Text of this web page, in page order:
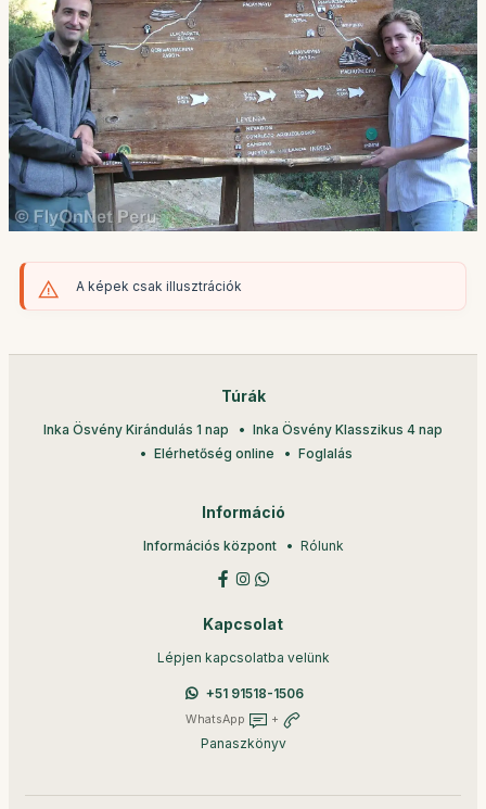
A képek csak illusztrációk
Túrák
Inka Ösvény Kirándulás 1 nap
Inka Ösvény Klasszikus 4 nap
Elérhetőség online
Foglalás
Információ
Információs központ Rólunk
Kapcsolat
Lépjen kapcsolatba velünk
+51 91518-1506
WhatsApp +
Panaszkönyv